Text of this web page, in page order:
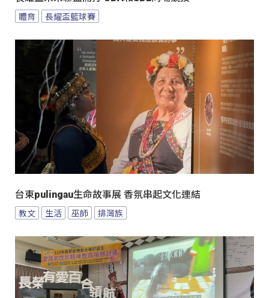
體育 長耀盃籃球賽
台東pulingau生命故事展 香氛串起文化連結
教文 生活 巫師 排灣族